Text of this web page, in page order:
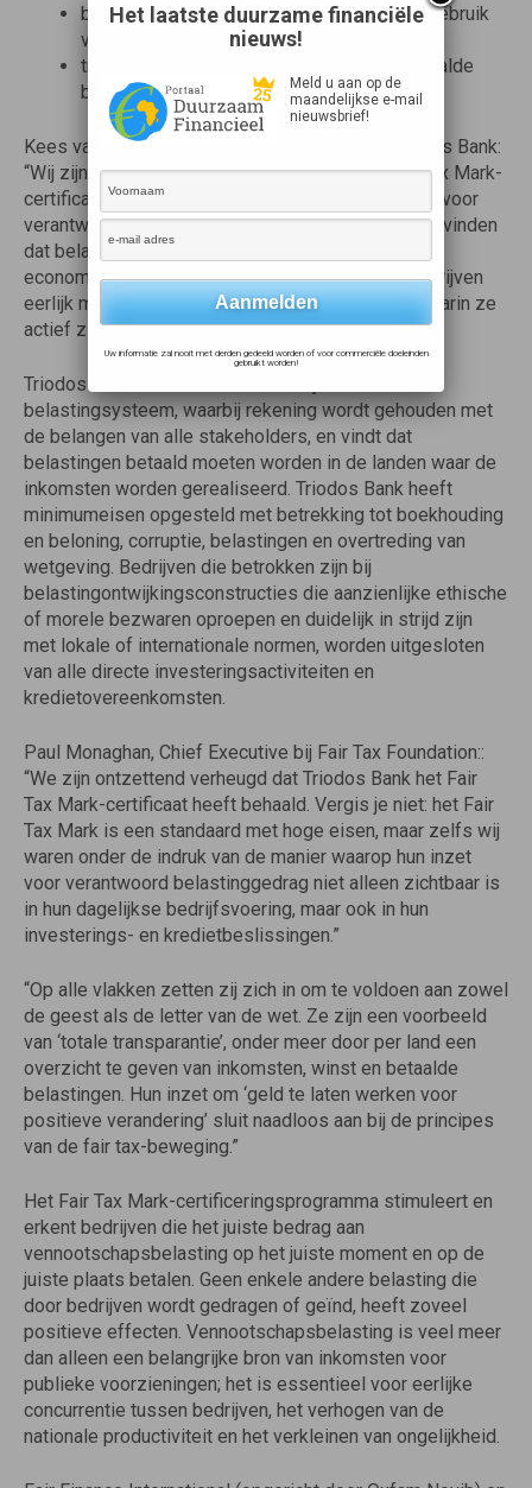
belastingontwijking, zoals het kunstmatig gebruik
van belastingparadijzen, vermijdt; en
transparant is over gemaakte winst en betaalde
belastingen.
Kees van Kalveen, Chief Financial Officer bij Triodos Bank:
“Wij zijn enorm trots op het behalen van het Fair Tax Mark-
certificaat. Dit weerspiegelt onze langdurige inzet voor
verantwoord belastinggedrag en transparantie. Wij vinden
dat belasting betaald moet worden waar echte
economische waarde wordt gecreëerd, en dat bedrijven
eerlijk moeten bijdragen aan de samenlevingen waarin ze
actief zijn.”
Triodos Bank ondersteunt een eerlijk en effectief
belastingsysteem, waarbij rekening wordt gehouden met
de belangen van alle stakeholders, en vindt dat
belastingen betaald moeten worden in de landen waar de
inkomsten worden gerealiseerd. Triodos Bank heeft
minimumeisen opgesteld met betrekking tot boekhouding
en beloning, corruptie, belastingen en overtreding van
wetgeving. Bedrijven die betrokken zijn bij
belastingontwijkingsconstructies die aanzienlijke ethische
of morele bezwaren oproepen en duidelijk in strijd zijn
met lokale of internationale normen, worden uitgesloten
van alle directe investeringsactiviteiten en
kredietovereenkomsten.
Paul Monaghan, Chief Executive bij Fair Tax Foundation::
“We zijn ontzettend verheugd dat Triodos Bank het Fair
Tax Mark-certificaat heeft behaald. Vergis je niet: het Fair
Tax Mark is een standaard met hoge eisen, maar zelfs wij
waren onder de indruk van de manier waarop hun inzet
voor verantwoord belastinggedrag niet alleen zichtbaar is
in hun dagelijkse bedrijfsvoering, maar ook in hun
investerings- en kredietbeslissingen.”
“Op alle vlakken zetten zij zich in om te voldoen aan zowel
de geest als de letter van de wet. Ze zijn een voorbeeld
van ‘totale transparantie’, onder meer door per land een
overzicht te geven van inkomsten, winst en betaalde
belastingen. Hun inzet om ‘geld te laten werken voor
positieve verandering’ sluit naadloos aan bij de principes
van de fair tax-beweging.”
Het Fair Tax Mark-certificeringsprogramma stimuleert en
erkent bedrijven die het juiste bedrag aan
vennootschapsbelasting op het juiste moment en op de
juiste plaats betalen. Geen enkele andere belasting die
door bedrijven wordt gedragen of geïnd, heeft zoveel
positieve effecten. Vennootschapsbelasting is veel meer
dan alleen een belangrijke bron van inkomsten voor
publieke voorzieningen; het is essentieel voor eerlijke
concurrentie tussen bedrijven, het verhogen van de
nationale productiviteit en het verkleinen van ongelijkheid.
Het laatste duurzame financiële
nieuws!
Meld u aan op de
maandelijkse e-mail
nieuwsbrief!
Uw informatie zal nooit met derden gedeeld worden of voor commerciële doeleinden
gebruikt worden!